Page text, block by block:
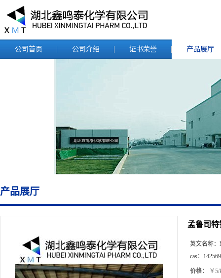
公司首页 公司介绍 证书荣誉 产品展厅
产品展厅
孟鲁司
英文名称：
cas：
价格： ￥5/